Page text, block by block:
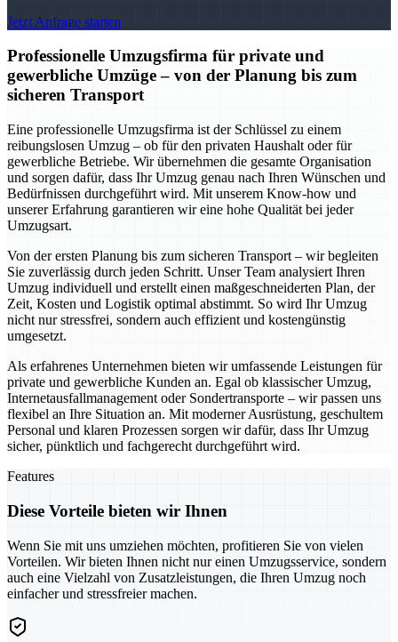
Jetzt Anfrage starten
Professionelle Umzugsfirma für private und
gewerbliche Umzüge – von der Planung bis zum
sicheren Transport
Eine professionelle Umzugsfirma ist der Schlüssel zu einem
reibungslosen Umzug – ob für den privaten Haushalt oder für
gewerbliche Betriebe. Wir übernehmen die gesamte Organisation
und sorgen dafür, dass Ihr Umzug genau nach Ihren Wünschen und
Bedürfnissen durchgeführt wird. Mit unserem Know-how und
unserer Erfahrung garantieren wir eine hohe Qualität bei jeder
Umzugsart.
Von der ersten Planung bis zum sicheren Transport – wir begleiten
Sie zuverlässig durch jeden Schritt. Unser Team analysiert Ihren
Umzug individuell und erstellt einen maßgeschneiderten Plan, der
Zeit, Kosten und Logistik optimal abstimmt. So wird Ihr Umzug
nicht nur stressfrei, sondern auch effizient und kostengünstig
umgesetzt.
Als erfahrenes Unternehmen bieten wir umfassende Leistungen für
private und gewerbliche Kunden an. Egal ob klassischer Umzug,
Internetausfallmanagement oder Sondertransporte – wir passen uns
flexibel an Ihre Situation an. Mit moderner Ausrüstung, geschultem
Personal und klaren Prozessen sorgen wir dafür, dass Ihr Umzug
sicher, pünktlich und fachgerecht durchgeführt wird.
Features
Diese Vorteile bieten wir Ihnen
Wenn Sie mit uns umziehen möchten, profitieren Sie von vielen
Vorteilen. Wir bieten Ihnen nicht nur einen Umzugsservice, sondern
auch eine Vielzahl von Zusatzleistungen, die Ihren Umzug noch
einfacher und stressfreier machen.